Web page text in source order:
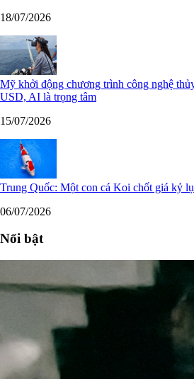
18/07/2026
Mỹ khởi động chương trình công nghệ
USD, AI là trọng tâm
15/07/2026
Trung Quốc: Một con cá Koi chốt giá kỷ
06/07/2026
Nổi bật